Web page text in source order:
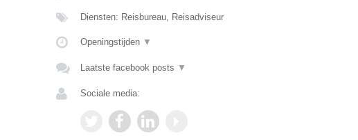
Diensten: Reisbureau, Reisadviseur
Openingstijden ▼
Laatste facebook posts ▼
Sociale media: